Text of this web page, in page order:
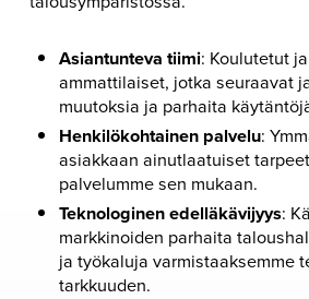
Asiantunteva tiimi: Koulutetut
ammattilaiset, jotka seuraavat
muutoksia ja parhaita
Henkilökohtainen palvelu:
asiakkaan ainutlaatuiset
palvelumme sen mukaan.
Teknologinen edelläkävijyys:
markkinoiden parhaita
ja työkaluja varmistaaksemme
tarkkuuden.